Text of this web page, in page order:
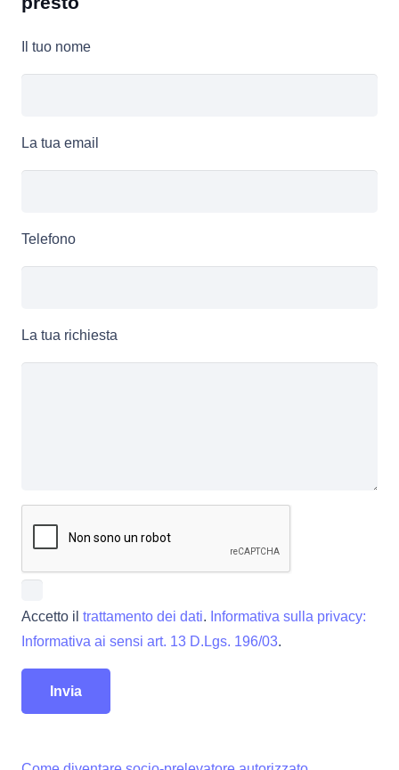
Il tuo nome
La tua email
Telefono
La tua richiesta
Accetto il trattamento dei dati. Informativa sulla privacy:
Informativa ai sensi art. 13 D.Lgs. 196/03.